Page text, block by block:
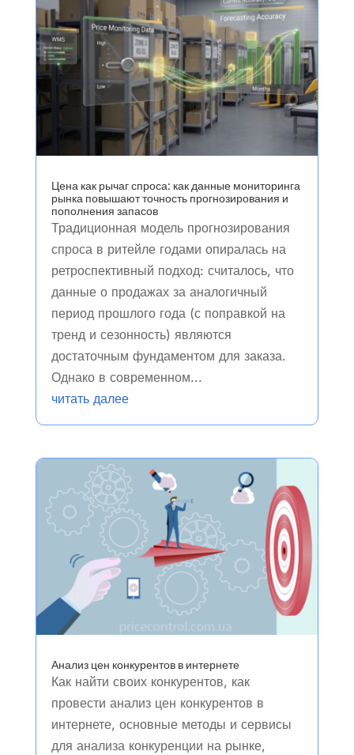
Цена как рычаг спроса: как данные мониторинга
рынка повышают точность прогнозирования и
пополнения запасов
Традиционная модель прогнозирования
спроса в ритейле годами опиралась на
ретроспективный подход: считалось, что
данные о продажах за аналогичный
период прошлого года (с поправкой на
тренд и сезонность) являются
достаточным фундаментом для заказа.
Однако в современном...
читать далее
Анализ цен конкурентов в интернете
Как найти своих конкурентов, как
провести анализ цен конкурентов в
интернете, основные методы и сервисы
для анализа конкуренции на рынке,